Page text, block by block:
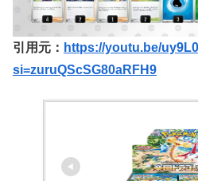
引用元： https://youtu.be/
si=zuruQScSG80aRFH9